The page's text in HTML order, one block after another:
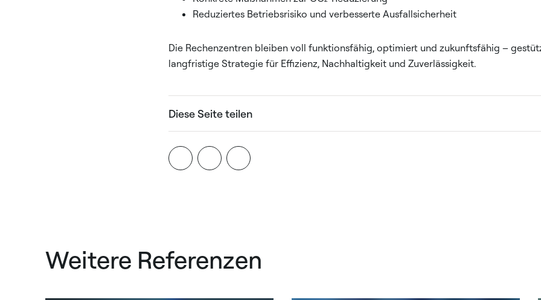
Reduziertes Betriebsrisiko und verbesserte Ausfallsicherheit
Die Rechenzentren bleiben voll funktionsfähig, optimiert und zukunftsfähig –
langfristige Strategie für Effizienz, Nachhaltigkeit und Zuverlässigkeit.
Diese Seite teilen
Weitere Referenzen